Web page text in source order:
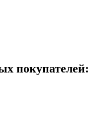
покупателей: